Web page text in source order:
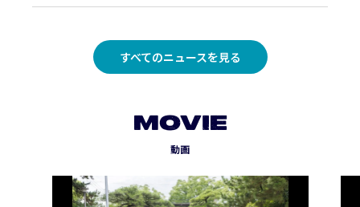
すべてのニュースを見る
MOVIE
動画